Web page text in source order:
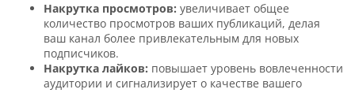
Накрутка просмотров: увеличивает общее
количество просмотров ваших публикаций, делая
ваш канал более привлекательным для новых
подписчиков.
Накрутка лайков: повышает уровень вовлеченности
аудитории и сигнализирует о качестве вашего